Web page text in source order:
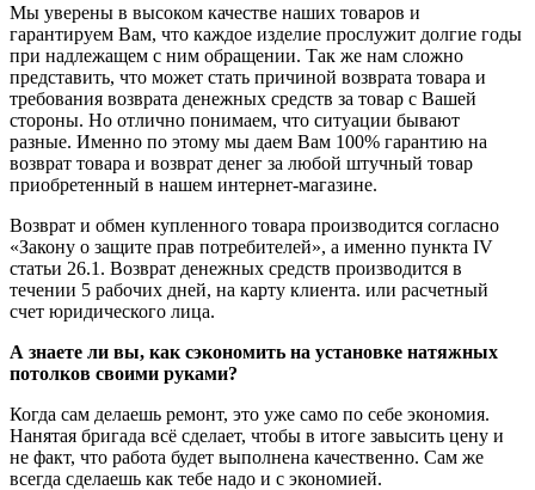
Мы уверены в высоком качестве наших товаров и
гарантируем Вам, что каждое изделие прослужит долгие годы
при надлежащем с ним обращении. Так же нам сложно
представить, что может стать причиной возврата товара и
требования возврата денежных средств за товар с Вашей
стороны. Но отлично понимаем, что ситуации бывают
разные. Именно по этому мы даем Вам 100% гарантию на
возврат товара и возврат денег за любой штучный товар
приобретенный в нашем интернет-магазине.
Возврат и обмен купленного товара производится согласно
«Закону о защите прав потребителей», а именно пункта IV
статьи 26.1. Возврат денежных средств производится в
течении 5 рабочих дней, на карту клиента. или расчетный
счет юридического лица.
А знаете ли вы, как сэкономить на установке натяжных
потолков своими руками?
Когда сам делаешь ремонт, это уже само по себе экономия.
Нанятая бригада всё сделает, чтобы в итоге завысить цену и
не факт, что работа будет выполнена качественно. Сам же
всегда сделаешь как тебе надо и с экономией.